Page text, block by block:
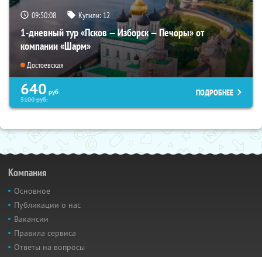
09:50:07 Купили:12
1-дневный тур «Псков — Изборск — Печоры» от
компании «Шарм»
Достоевская
640 руб.
5100руб.
ПОДРОБНЕЕ
Компания
Основное
Публикации о нас
Вакансии
Правила сервиса
Ответы на вопросы